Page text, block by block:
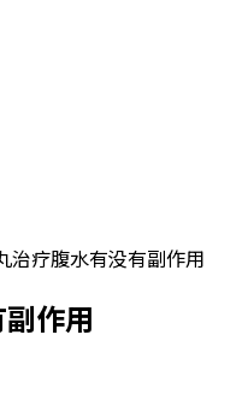
治疗腹水有没有副作用
作用